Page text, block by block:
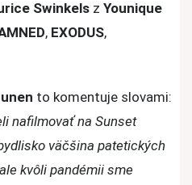
Swinkels z Younique
, EXODUS,
to komentuje slovami:
nafilmovať na Sunset
väčšina patetických
kvôli pandémii sme